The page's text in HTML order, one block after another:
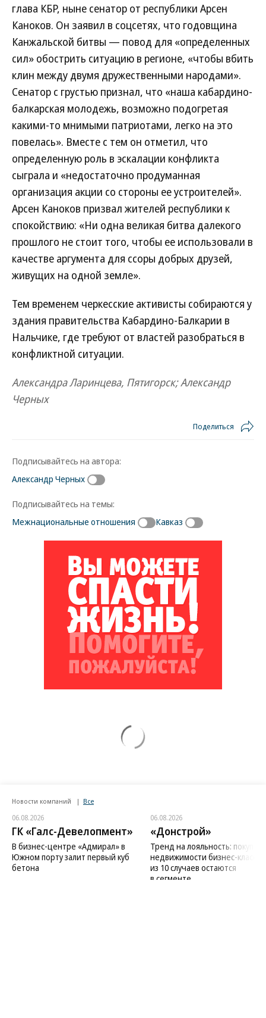
глава КБР, ныне сенатор от республики Арсен
Каноков. Он заявил в соцсетях, что годовщина
Канжальской битвы — повод для «определенных
сил» обострить ситуацию в регионе, «чтобы вбить
клин между двумя дружественными народами».
Сенатор с грустью признал, что «наша кабардино-
балкарская молодежь, возможно подогретая
какими-то мнимыми патриотами, легко на это
повелась». Вместе с тем он отметил, что
определенную роль в эскалации конфликта
сыграла и «недостаточно продуманная
организация акции со стороны ее устроителей».
Арсен Каноков призвал жителей республики к
спокойствию: «Ни одна великая битва далекого
прошлого не стоит того, чтобы ее использовали в
качестве аргумента для ссоры добрых друзей,
живущих на одной земле».
Тем временем черкесские активисты собираются у
здания правительства Кабардино-Балкарии в
Нальчике, где требуют от властей разобраться в
конфликтной ситуации.
Александра Ларинцева, Пятигорск; Александр
Черных
Поделиться
Подписывайтесь на автора:
Александр Черных
Подписывайтесь на темы:
Межнациональные отношения
Кавказ
Новости компаний Все
06.08.2026
ГК «Галс-Девелопмент»
В бизнес-центре «Адмирал» в
Южном порту залит первый куб
бетона
06.08.2026
«Донстрой»
Тренд на лояльность:
недвижимости бизнес-класса
из 10 случаев остаются
в сегменте